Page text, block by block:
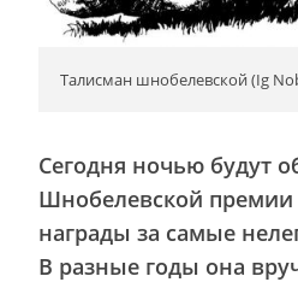
Талисман шнобелевской (Ig
Сегодня ночью будут
Шнобелевской
награды за самые
В разные годы она